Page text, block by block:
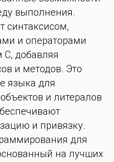
выполнения.
синтаксисом,
и операторами
добавляя
и методов. Это
языка для
и литералов
и привязку.
для
на лучших